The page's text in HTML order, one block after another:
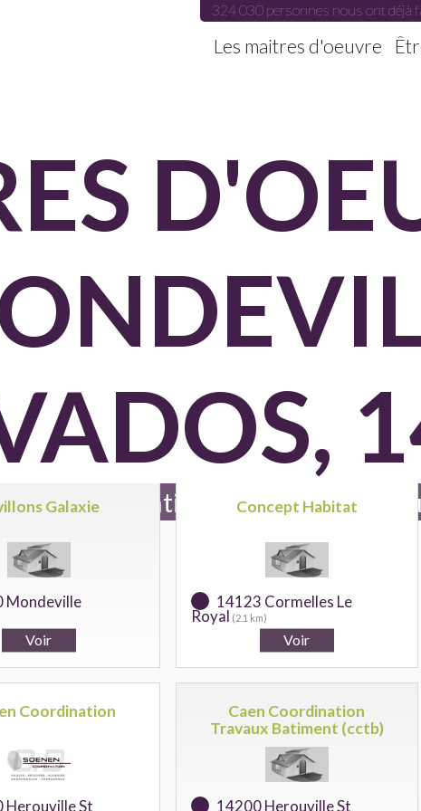
324 030 personnes nous ont déjà
Les maitres d'oeuvre
en batiment référencés
Galaxie
Mondeville
Concept Habitat
14123 Cormelles Le
Royal (2.1 km)
Coordination
Herouville St
Caen Coordination
Travaux Batiment (cctb)
14200 Herouville St